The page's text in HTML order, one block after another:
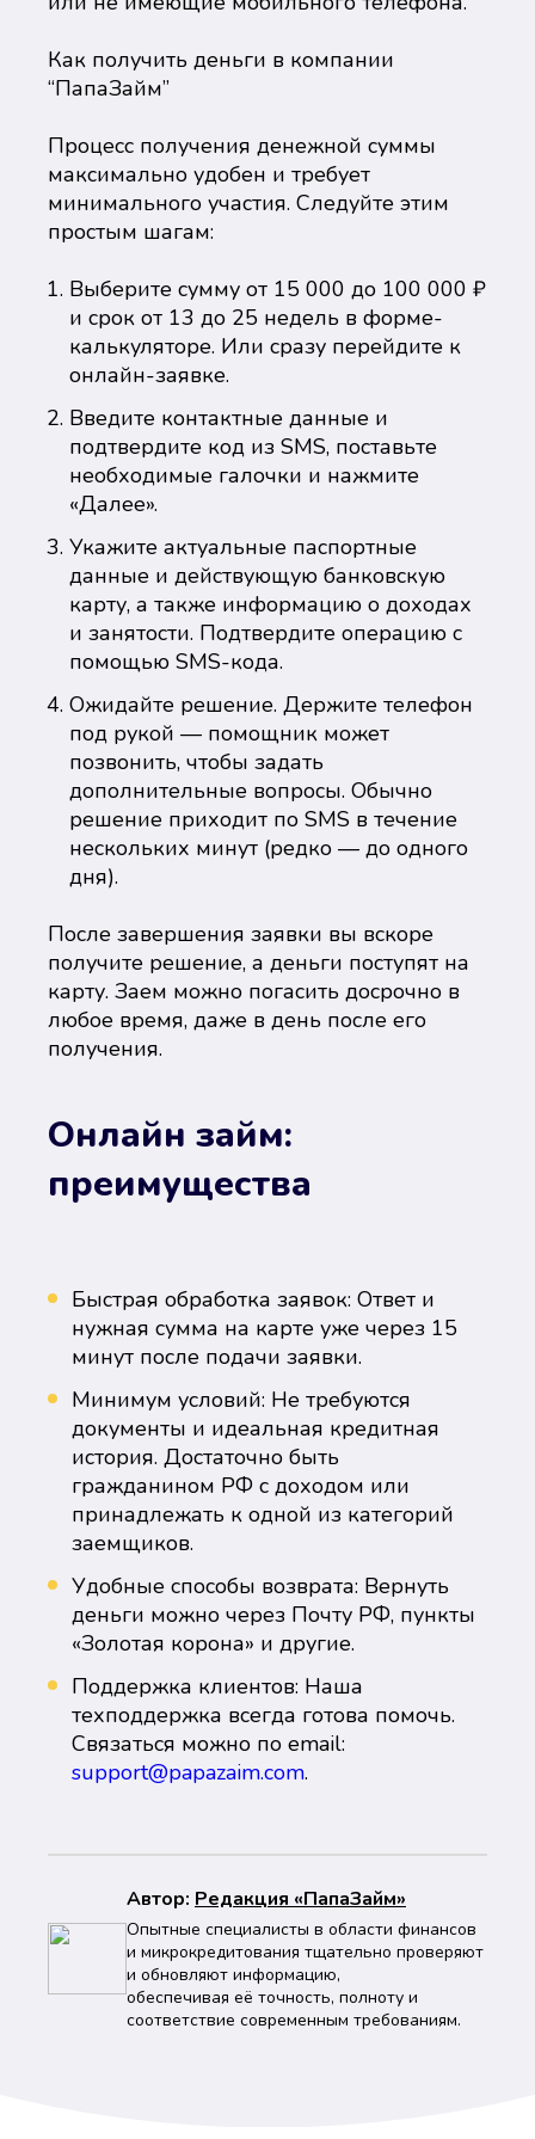
Как получить деньги в компании
“ПапаЗайм”
Процесс получения денежной суммы
максимально удобен и требует
минимального участия. Следуйте этим
простым шагам:
Выберите сумму от 15 000 до 100 000 ₽
и срок от 13 до 25 недель в форме-
калькуляторе. Или сразу перейдите к
онлайн-заявке.
Введите контактные данные и
подтвердите код из SMS, поставьте
необходимые галочки и нажмите
«Далее».
Укажите актуальные паспортные
данные и действующую банковскую
карту, а также информацию о доходах
и занятости. Подтвердите операцию с
помощью SMS-кода.
Ожидайте решение. Держите телефон
под рукой — помощник может
позвонить, чтобы задать
дополнительные вопросы. Обычно
решение приходит по SMS в течение
нескольких минут (редко — до одного
дня).
После завершения заявки вы вскоре
получите решение, а деньги поступят на
карту. Заем можно погасить досрочно в
любое время, даже в день после его
получения.
Онлайн займ:
преимущества
Быстрая обработка заявок: Ответ и
нужная сумма на карте уже через 15
минут после подачи заявки.
Минимум условий: Не требуются
документы и идеальная кредитная
история. Достаточно быть
гражданином РФ с доходом или
принадлежать к одной из категорий
заемщиков.
Удобные способы возврата: Вернуть
деньги можно через Почту РФ, пункты
«Золотая корона» и другие.
Поддержка клиентов: Наша
техподдержка всегда готова помочь.
Связаться можно по email:
support@papazaim.com.
Автор: Peдaкция «ПапаЗайм»
Опытные специалисты в области финансов
и микрокредитования тщательно проверяют
и обновляют информацию,
обеспечивая её точность, полноту и
соответствие современным требованиям.